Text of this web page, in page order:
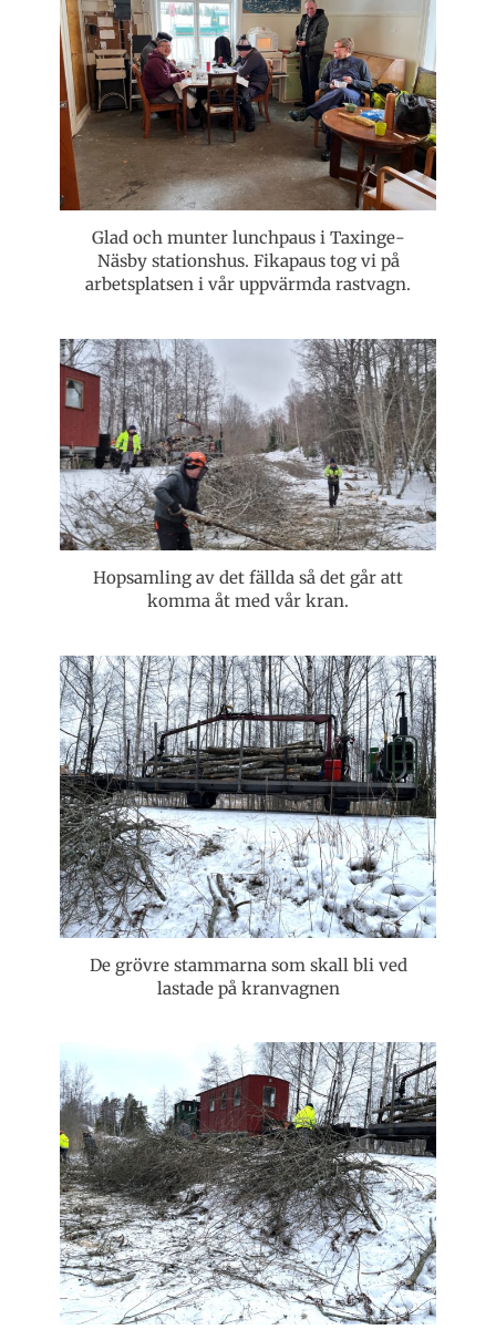
Glad och munter lunchpaus i Taxinge-
Näsby stationshus. Fikapaus tog vi på
arbetsplatsen i vår uppvärmda rastvagn.
Hopsamling av det fällda så det går att
komma åt med vår kran.
De grövre stammarna som skall bli ved
lastade på kranvagnen